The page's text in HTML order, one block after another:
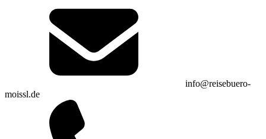
info@reisebuero-
moissl.de